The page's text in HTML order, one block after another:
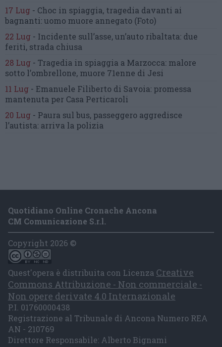
17 Lug - Choc in spiaggia, tragedia davanti ai
bagnanti:uomo muore annegato (Foto)
22 Lug - Incidente sull’asse, un’auto ribaltata: due
feriti, strada chiusa
28 Lug - Tragedia in spiaggia a Marzocca: malore
sotto l’ombrellone, muore 71enne di Jesi
11 Lug - Emanuele Filiberto di Savoia: promessa
mantenuta per Casa Perticaroli
20 Lug - Paura sul bus, passeggero aggredisce
l’autista: arriva la polizia
Quotidiano Online Cronache Ancona
CM Comunicazione S.r.l.
Copyright 2026 ©
Quest'opera è distribuita con Licenza Creative
Commons Attribuzione - Non commerciale -
Non opere derivate 4.0 Internazionale
P.I. 01760000438
Registrazione al Tribunale di Ancona Numero REA
AN - 210769
Direttore Responsabile: Alberto Bignami